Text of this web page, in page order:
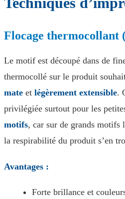
Flocage thermocollant
Le motif est découpé dans de
thermocollé sur le produit
mate et légèrement extensible.
privilégiée surtout pour les
motifs, car sur de grands motifs
la respirabilité du produit s’en
Avantages :
Forte brillance et